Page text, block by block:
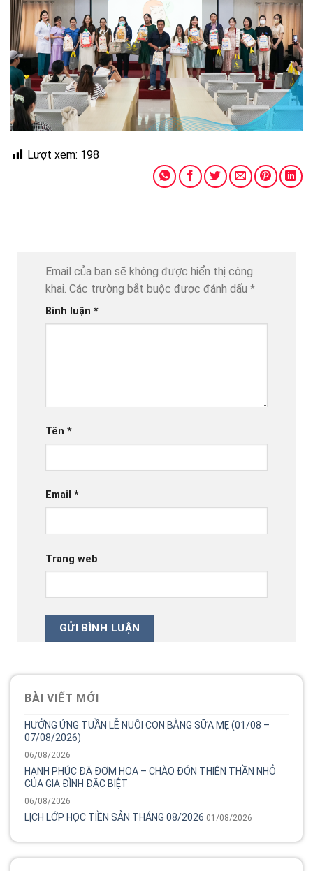
Lượt xem: 198
Email của bạn sẽ không được hiển thị công
khai. Các trường bắt buộc được đánh dấu *
Bình luận *
Tên *
Email *
Trang web
BÀI VIẾT MỚI
HƯỞNG ỨNG TUẦN LỄ NUÔI CON BẰNG SỮA MẸ (01/08 –
07/08/2026)
06/08/2026
HẠNH PHÚC ĐÃ ĐƠM HOA – CHÀO ĐÓN THIÊN THẦN NHỎ
CỦA GIA ĐÌNH ĐẶC BIỆT
06/08/2026
LỊCH LỚP HỌC TIỀN SẢN THÁNG 08/2026 01/08/2026